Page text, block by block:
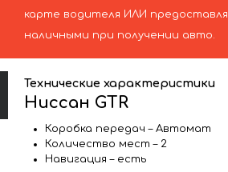
карте водителя ИЛИ
наличными при получении авто.
Технические характеристики
Ниссан GTR
Коробка передач – Автомат
Количество мест – 2
Навигация – есть